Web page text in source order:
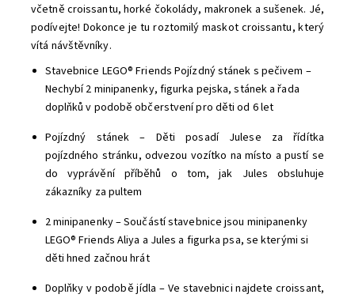
včetně croissantu, horké čokolády, makronek a sušenek. Jé,
podívejte! Dokonce je tu roztomilý maskot croissantu, který
vítá návštěvníky.
Stavebnice LEGO® Friends Pojízdný stánek s pečivem –
Nechybí 2 minipanenky, figurka pejska, stánek a řada
doplňků v podobě občerstvení pro děti od 6 let
Pojízdný stánek – Děti posadí Julese za řídítka
pojízdného stránku, odvezou vozítko na místo a pustí se
do vyprávění příběhů o tom, jak Jules obsluhuje
zákazníky za pultem
2 minipanenky – Součástí stavebnice jsou minipanenky
LEGO® Friends Aliya a Jules a figurka psa, se kterými si
děti hned začnou hrát
Doplňky v podobě jídla – Ve stavebnici najdete croissant,